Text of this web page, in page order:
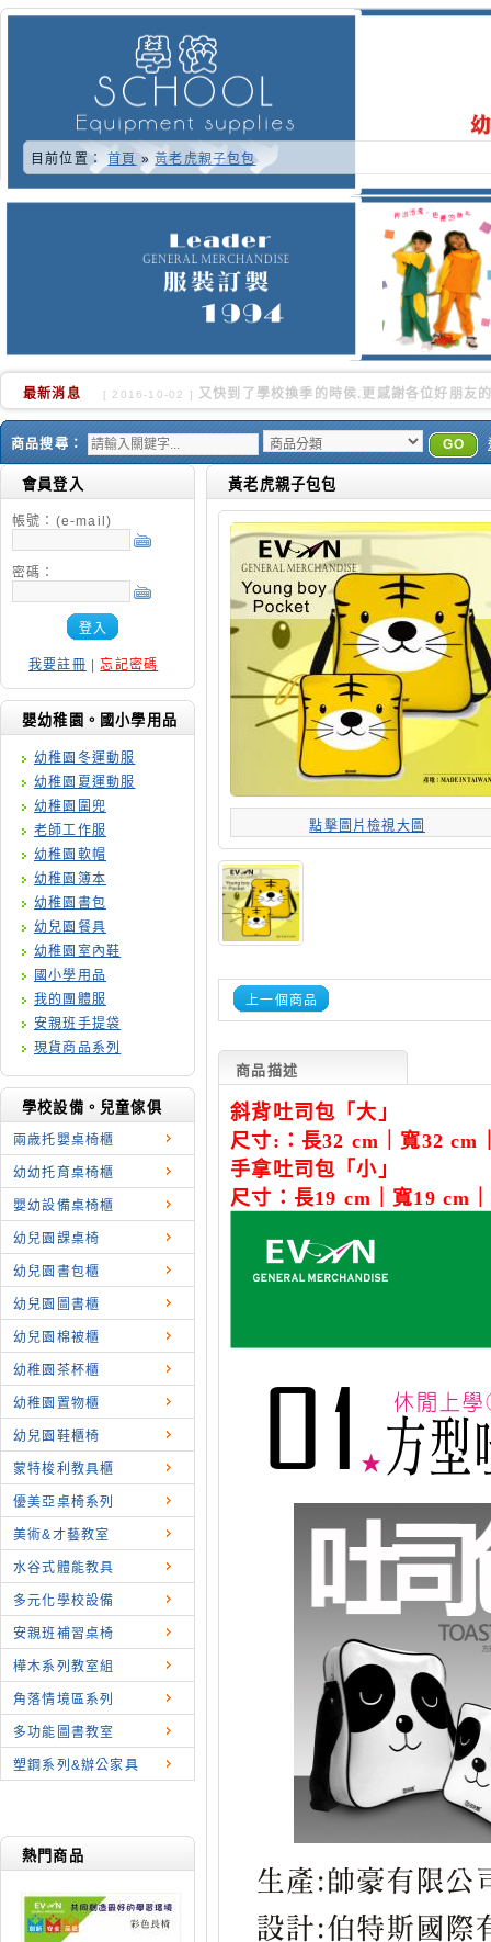
目前位置： 首頁 »黃老虎親子包包
最新消息 [ 2016-10-02 ] 又快到了學校換季的時侯.更感謝各位好朋友
商品搜尋： GO
會員登入
帳號：(e-mail)
密碼：
登入
我要註冊 |忘記密碼
嬰幼稚園。國小學用品
幼稚園冬運動服
幼稚園夏運動服
幼稚園圍兜
老師工作服
幼稚園軟帽
幼稚園簿本
幼稚園書包
幼兒園餐具
幼稚園室內鞋
國小學用品
我的團體服
安親班手提袋
現貨商品系列
學校設備。兒童傢俱
兩歳托嬰桌椅櫃
幼幼托育桌椅櫃
嬰幼設備桌椅櫃
幼兒園課桌椅
幼兒園書包櫃
幼兒園圖書櫃
幼兒園棉被櫃
幼稚園茶杯櫃
幼稚園置物櫃
幼兒園鞋櫃椅
蒙特梭利教具櫃
優美亞桌椅系列
美術&才藝教室
水谷式體能教具
多元化學校設備
安親班補習桌椅
樺木系列教室組
角落情境區系列
多功能圖書教室
塑鋼系列&辦公家具
熱門商品
黃老虎親子包包
點擊圖片檢視大圖
上一個商品
商品描述
斜背吐司包「大」
尺寸:：長32 cm｜寬32 cm
手拿吐司包「小」
尺寸：長19 cm｜寬19 cm